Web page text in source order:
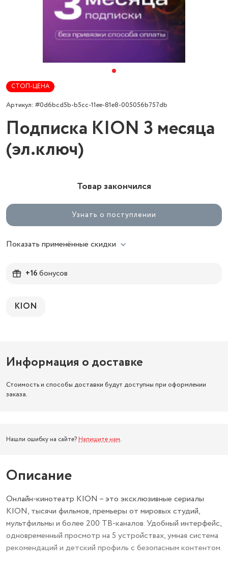
СТОП-ЦЕНА
Артикул: #0d6bcd5b-b5cc-11ee-81e8-005056b757db
Подписка KION 3 месяца
(эл.ключ)
Товар закончился
Узнать о поступлении
Показать применённые скидки
+16бонусов
KION
Информация о доставке
Стоимость и способы доставки будут доступны при оформлении
заказа.
Нашли ошибку на сайте? Напишите нам.
Описание
Онлайн-кинотеатр KION – это эксклюзивные сериалы
KION, тысячи фильмов, премьеры от мировых студий,
мультфильмы и более 200 ТВ-каналов. Удобный интерфейс,
одновременный просмотр на 5 устройствах, умная система
рекомендаций и детский профиль с безопасным контентом.